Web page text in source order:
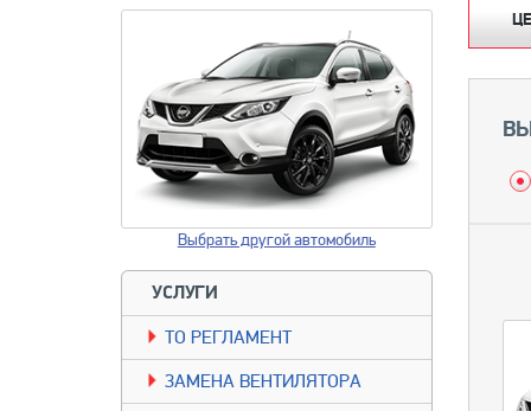
Выбрать другой автомобиль
УСЛУГИ
TО РЕГЛАМЕНТ
ЗАМЕНА ВЕНТИЛЯТОРА